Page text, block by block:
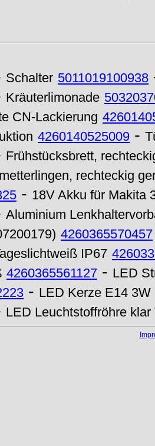
Schalter 5011019100938
Kräuterlimonade
CN-Lackierung
4260140525009 -
Frühstücksbrett,
rechteckig
- 18V Akku für Makita
Aluminium
4260365570457
IP67
4260365561127 - LED
- LED Kerze E14
LED Leuchtstoffröhre